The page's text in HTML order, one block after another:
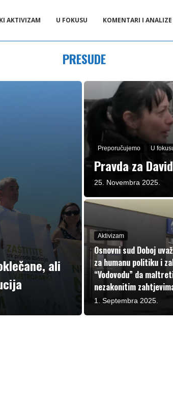
AKTIVIZAM U FOKUSU KOMENTARI I ANALIZE
PRESUDE
ali
Preporučujemo U
Pravda za
25. Novembra 2025.
Aktivizam
Osnovni sud Doboj
za humanu politiku i
“Vodovodu” da
nezakonitim
1. Septembra 2025.